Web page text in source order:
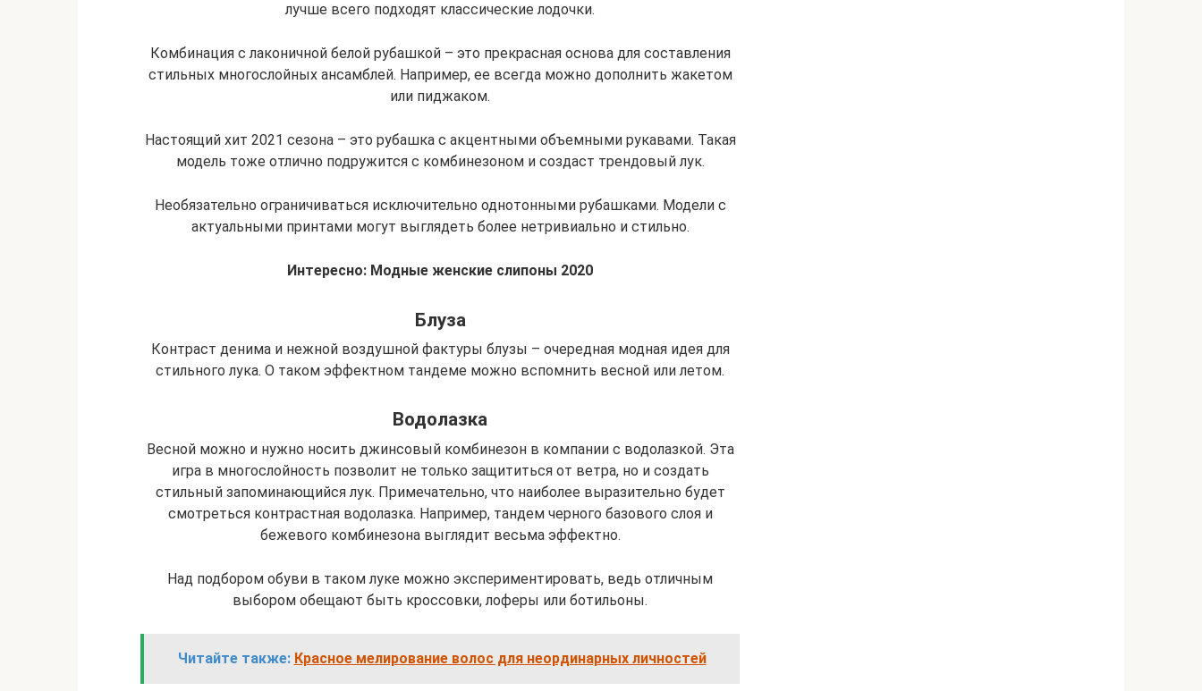
лучше всего подходят классические лодочки.
Комбинация с лаконичной белой рубашкой – это прекрасная основа для составления
стильных многослойных ансамблей. Например, ее всегда можно дополнить жакетом
или пиджаком.
Настоящий хит 2021 сезона – это рубашка с акцентными объемными рукавами. Такая
модель тоже отлично подружится с комбинезоном и создаст трендовый лук.
Необязательно ограничиваться исключительно однотонными рубашками. Модели с
актуальными принтами могут выглядеть более нетривиально и стильно.
Интересно: Модные женские слипоны 2020
Блуза
Контраст денима и нежной воздушной фактуры блузы – очередная модная идея для
стильного лука. О таком эффектном тандеме можно вспомнить весной или летом.
Водолазка
Весной можно и нужно носить джинсовый комбинезон в компании с водолазкой. Эта
игра в многослойность позволит не только защититься от ветра, но и создать
стильный запоминающийся лук. Примечательно, что наиболее выразительно будет
смотреться контрастная водолазка. Например, тандем черного базового слоя и
бежевого комбинезона выглядит весьма эффектно.
Над подбором обуви в таком луке можно экспериментировать, ведь отличным
выбором обещают быть кроссовки, лоферы или ботильоны.
Читайте также: Красное мелирование волос для неординарных личностей